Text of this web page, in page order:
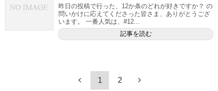
昨日の投稿で行った、12か条のどれが好きですか？ の
問いかけに応えてくださった皆さま、ありがとうござ
います。 一番人気は、#12...
記事を読む
1 2